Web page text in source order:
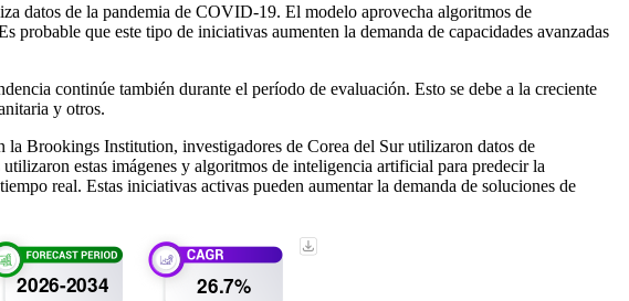
datos de la pandemia de COVID-19. El modelo aprovecha algoritmos de
que este tipo de iniciativas aumenten la demanda de capacidades avanzadas
continúe también durante el período de evaluación. Esto se debe a la creciente
y otros.
Brookings Institution, investigadores de Corea del Sur utilizaron datos de
estas imágenes y algoritmos de inteligencia artificial para predecir la
real. Estas iniciativas activas pueden aumentar la demanda de soluciones de